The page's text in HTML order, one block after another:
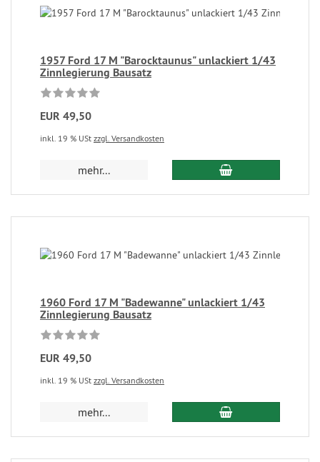
1957 Ford 17 M "Barocktaunus" unlackiert 1/43
Zinnlegierung Bausatz
EUR 49,50
inkl. 19 % USt zzgl. Versandkosten
mehr...
1960 Ford 17 M "Badewanne" unlackiert 1/43
Zinnlegierung Bausatz
EUR 49,50
inkl. 19 % USt zzgl. Versandkosten
mehr...